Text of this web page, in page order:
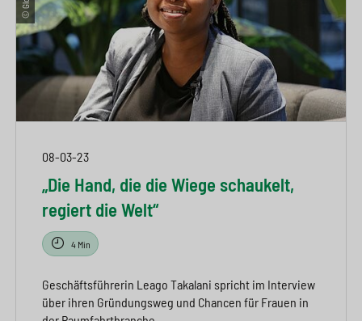
08-03-23
„Die Hand, die die Wiege schaukelt,
regiert die Welt“
4 Min
Geschäftsführerin Leago Takalani spricht im Interview
über ihren Gründungsweg und Chancen für Frauen in